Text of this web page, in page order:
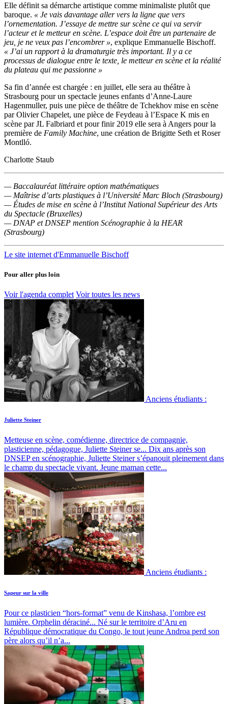
Elle définit sa démarche artistique comme minimaliste plutôt que
baroque. « Je vais davantage aller vers la ligne que vers
l’ornementation. J’essaye de mettre sur scène ce qui va servir
l’acteur et le metteur en scène. L’espace doit être un partenaire de
jeu, je ne veux pas l’encombrer », explique Emmanuelle Bischoff.
« J’ai un rapport à la dramaturgie très important. Il y a ce
processus de dialogue entre le texte, le metteur en scène et la réalité
du plateau qui me passionne »
Sa fin d’année est chargée : en juillet, elle sera au théâtre à
Strasbourg pour un spectacle jeunes enfants d’Anne-Laure
Hagenmuller, puis une pièce de théâtre de Tchekhov mise en scène
par Olivier Chapelet, une pièce de Feydeau à l’Espace K mis en
scène par JL Falbriard et pour finir 2019 elle sera à Angers pour la
première de Family Machine, une création de Brigitte Seth et Roser
Montlló.
Charlotte Staub
— Baccalauréat littéraire option mathématiques
— Maîtrise d’arts plastiques à l’Université Marc Bloch (Strasbourg)
— Études de mise en scène à l’Institut National Supérieur des Arts
du Spectacle (Bruxelles)
— DNAP et DNSEP mention Scénographie à la HEAR
(Strasbourg)
Le site internet d'Emmanuelle Bischoff
Pour aller plus loin
Voir l'agenda complet Voir toutes les news
Anciens étudiants :
Juliette Steiner
Metteuse en scène, comédienne, directrice de compagnie,
plasticienne, pédagogue, Juliette Steiner se... Dix ans après son
DNSEP en scénographie, Juliette Steiner s’épanouit pleinement dans
le champ du spectacle vivant. Jeune maman cette...
Anciens étudiants :
Sapeur sur la ville
Pour ce plasticien “hors-format” venu de Kinshasa, l’ombre est
lumière. Orphelin déraciné... Né sur le territoire d’Aru en
République démocratique du Congo, le tout jeune Androa perd son
père alors qu’il n’a...